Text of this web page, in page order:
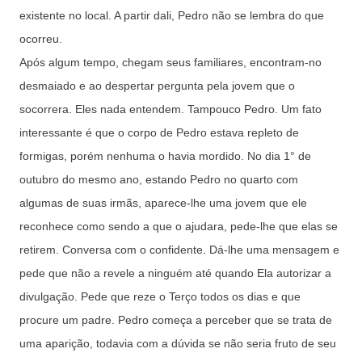
existente no local. A partir dali, Pedro não se lembra do que
ocorreu.
Após algum tempo, chegam seus familiares, encontram-no
desmaiado e ao despertar pergunta pela jovem que o
socorrera. Eles nada entendem. Tampouco Pedro. Um fato
interessante é que o corpo de Pedro estava repleto de
formigas, porém nenhuma o havia mordido. No dia 1° de
outubro do mesmo ano, estando Pedro no quarto com
algumas de suas irmãs, aparece-lhe uma jovem que ele
reconhece como sendo a que o ajudara, pede-lhe que elas se
retirem. Conversa com o confidente. Dá-lhe uma mensagem e
pede que não a revele a ninguém até quando Ela autorizar a
divulgação. Pede que reze o Terço todos os dias e que
procure um padre. Pedro começa a perceber que se trata de
uma aparição, todavia com a dúvida se não seria fruto de seu